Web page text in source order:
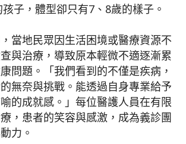
子，體型卻只有7、8歲的樣子。
當地民眾因生活困境或醫療資源不
與治療，導致原本輕微不適逐漸累
問題。「我們看到的不僅是疾病，
無奈與挑戰。能透過自身專業給予
的成就感。」每位醫護人員在有限
，患者的笑容與感激，成為義診團
力。